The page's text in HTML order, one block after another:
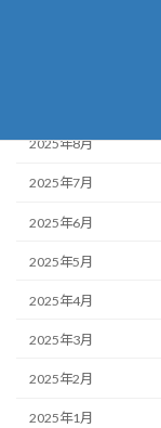
2025年8月
2025年7月
2025年6月
2025年5月
2025年4月
2025年3月
2025年2月
2025年1月